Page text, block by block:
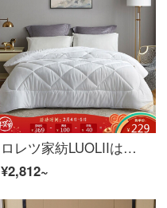
ロレツ家紡LUOLIIは芯の中空繊維によって冬に厚い布団で軽く毛を研ぐ工芸のツインカバーが1.5メートルベッド200*230 cmである。
¥2,812~